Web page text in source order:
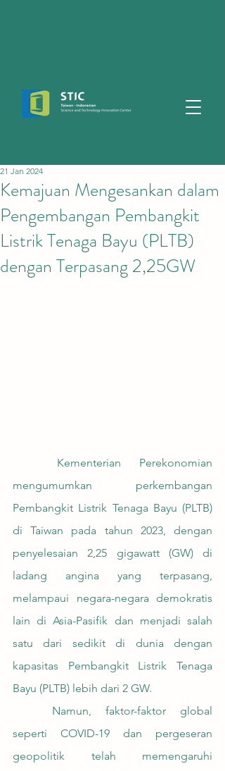
Kemajuan Mengesankan dalam
Pengembangan Pembangkit
Listrik Tenaga Bayu (PLTB)
dengan Terpasang 2,25GW
21 Jan 2024
mengumumkan perkembangan
Pembangkit Listrik Tenaga Bayu (PLTB)
di Taiwan pada tahun 2023, dengan
penyelesaian 2,25 gigawatt (GW) di
ladang angina yang terpasang,
melampaui negara-negara demokratis
lain di Asia-Pasifik dan menjadi salah
satu dari sedikit di dunia dengan
kapasitas Pembangkit Listrik Tenaga
Bayu (PLTB) lebih dari 2 GW.
seperti COVID-19 dan pergeseran
geopolitik telah memengaruhi